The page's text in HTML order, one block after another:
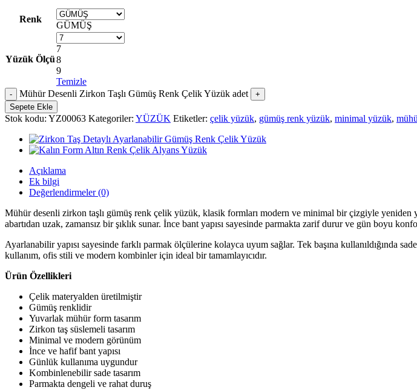
Renk
GÜMÜŞ
Yüzük Ölçü
7
8
9
Temizle
Mühür Desenli Zirkon Taşlı Gümüş Renk Çelik Yüzük adet
Sepete Ekle
Stok kodu: YZ00063 Kategoriler: YÜZÜK Etiketler: çelik yüzük, gümüş renk yüzük, minimal yüzük,
Açıklama
Ek bilgi
Değerlendirmeler (0)
Mühür desenli zirkon taşlı gümüş renk çelik yüzük, klasik formları modern ve minimal bir çizgiyle
abartıdan uzak, zamansız bir şıklık sunar. İnce bant yapısı sayesinde parmakta zarif durur ve gün boyu
Ayarlanabilir yapısı sayesinde farklı parmak ölçülerine kolayca uyum sağlar. Tek başına
kullanım, ofis stili ve modern kombinler için ideal bir tamamlayıcıdır.
Ürün Özellikleri
Çelik materyalden üretilmiştir
Gümüş renklidir
Yuvarlak mühür form tasarım
Zirkon taş süslemeli tasarım
Minimal ve modern görünüm
İnce ve hafif bant yapısı
Günlük kullanıma uygundur
Kombinlenebilir sade tasarım
Parmakta dengeli ve rahat duruş